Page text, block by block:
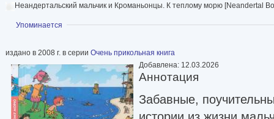
Неандертальский мальчик и Кроманьонцы. К теплому морю [Neandertal
Показать
Упоминается
издано в 2008 г. в серии Очень прикольная книга
Добавлена: 12.03.2026
Аннотация
Забавные,